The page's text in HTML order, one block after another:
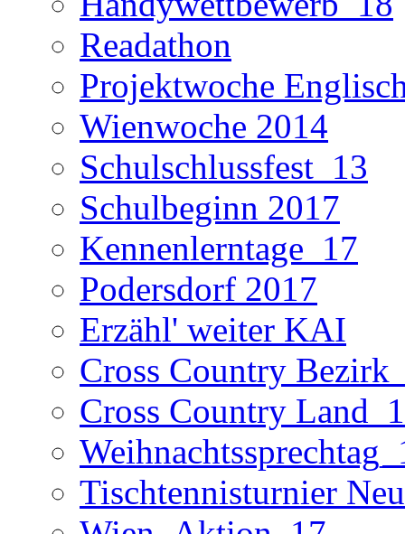
Readathon
Projektwoche
Wienwoche 2014
Schulschlussfest_13
Schulbeginn 2017
Kennenlerntage_17
Podersdorf 2017
Erzähl' weiter KAI
Cross Country
Cross Country
Tischtennisturnier